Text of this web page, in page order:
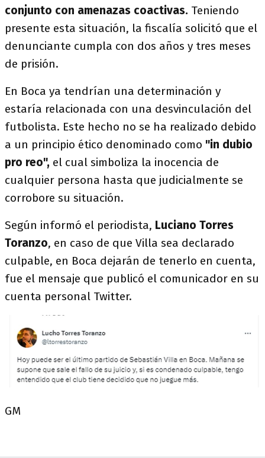
conjunto con amenazas coactivas. Teniendo
presente esta situación, la fiscalía solicitó que el
denunciante cumpla con dos años y tres meses
de prisión.
En Boca ya tendrían una determinación y
estaría relacionada con una desvinculación del
futbolista. Este hecho no se ha realizado debido
a un principio ético denominado como "in dubio
pro reo", el cual simboliza la inocencia de
cualquier persona hasta que judicialmente se
corrobore su situación.
Según informó el periodista, Luciano Torres
Toranzo, en caso de que Villa sea declarado
culpable, en Boca dejarán de tenerlo en cuenta,
fue el mensaje que publicó el comunicador en su
cuenta personal Twitter.
GM